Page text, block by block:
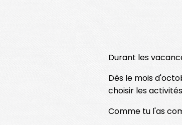
Durant les
Dès le mois
choisir les
Comme tu l'as